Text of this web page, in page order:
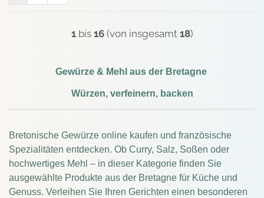
1bis 16(von insgesamt 18)
Gewürze & Mehl aus der Bretagne
Würzen, verfeinern, backen
Bretonische Gewürze online kaufen und französische
Spezialitäten entdecken. Ob Curry, Salz, Soßen oder
hochwertiges Mehl – in dieser Kategorie finden Sie
ausgewählte Produkte aus der Bretagne für Küche und
Genuss. Verleihen Sie Ihren Gerichten einen besonderen